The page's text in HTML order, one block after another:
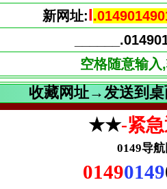
新网址:J
空格随意输
收藏网址→发送到
★★-紧
0149导
01490149